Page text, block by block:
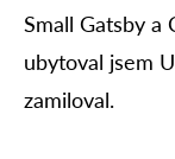
Small Gatsby a
ubytoval jsem
zamiloval.